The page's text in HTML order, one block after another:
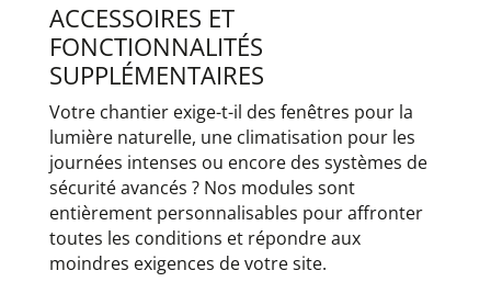
ACCESSOIRES ET
FONCTIONNALITÉS
SUPPLÉMENTAIRES
Votre chantier exige-t-il des fenêtres pour la
lumière naturelle, une climatisation pour les
journées intenses ou encore des systèmes de
sécurité avancés ? Nos modules sont
entièrement personnalisables pour affronter
toutes les conditions et répondre aux
moindres exigences de votre site.